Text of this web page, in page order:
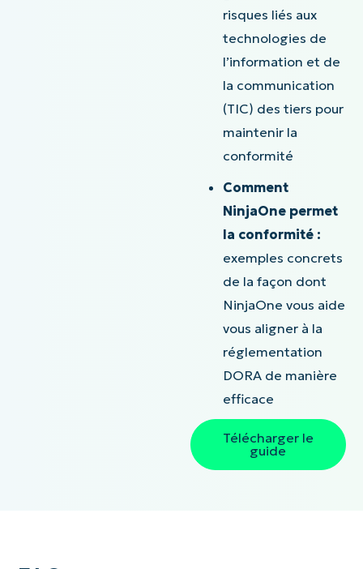
risques liés aux
technologies de
l’information et de
la communication
(TIC) des tiers pour
maintenir la
conformité
Comment
NinjaOne permet
la conformité :
exemples concrets
de la façon dont
NinjaOne vous aide
vous aligner à la
réglementation
DORA de manière
efficace
Télécharger le
guide